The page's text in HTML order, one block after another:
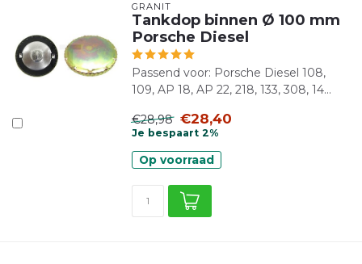
GRANIT
Tankdop binnen Ø 100 mm
Porsche Diesel
Passend voor: Porsche Diesel 108,
109, AP 18, AP 22, 218, 133, 308, 14...
€28,98 €28,40
Je bespaart 2%
Op voorraad